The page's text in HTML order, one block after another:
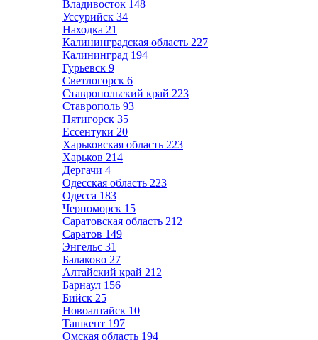
Владивосток 148
Уссурийск 34
Находка 21
Калининградская область 227
Калининград 194
Гурьевск 9
Светлогорск 6
Ставропольский край 223
Ставрополь 93
Пятигорск 35
Ессентуки 20
Харьковская область 223
Харьков 214
Дергачи 4
Одесская область 223
Одесса 183
Черноморск 15
Саратовская область 212
Саратов 149
Энгельс 31
Балаково 27
Алтайский край 212
Барнаул 156
Бийск 25
Новоалтайск 10
Ташкент 197
Омская область 194